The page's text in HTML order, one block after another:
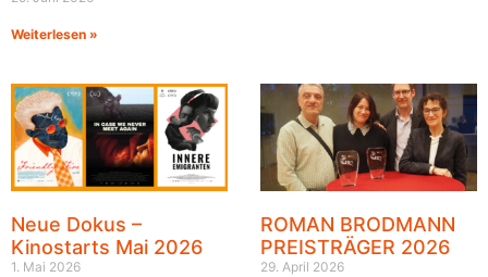
Weiterlesen »
Neue Dokus –
Kinostarts Mai 2026
1. Mai 2026
ROMAN BRODMANN
PREISTRÄGER 2026
29. April 2026